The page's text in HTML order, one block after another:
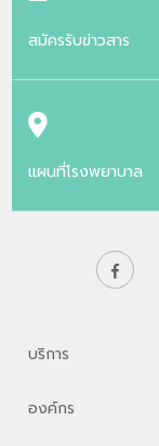
สมัครรับข่าวสาร
แผนที่โรงพยาบาล
บริการ
องค์กร